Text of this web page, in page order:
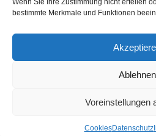
Wenn Sie Ihre Zustimmung nicht erteilen
bestimmte Merkmale und Funktionen
Ablehnen
Voreinstellungen
CookiesDatenschutz
Copyright ©